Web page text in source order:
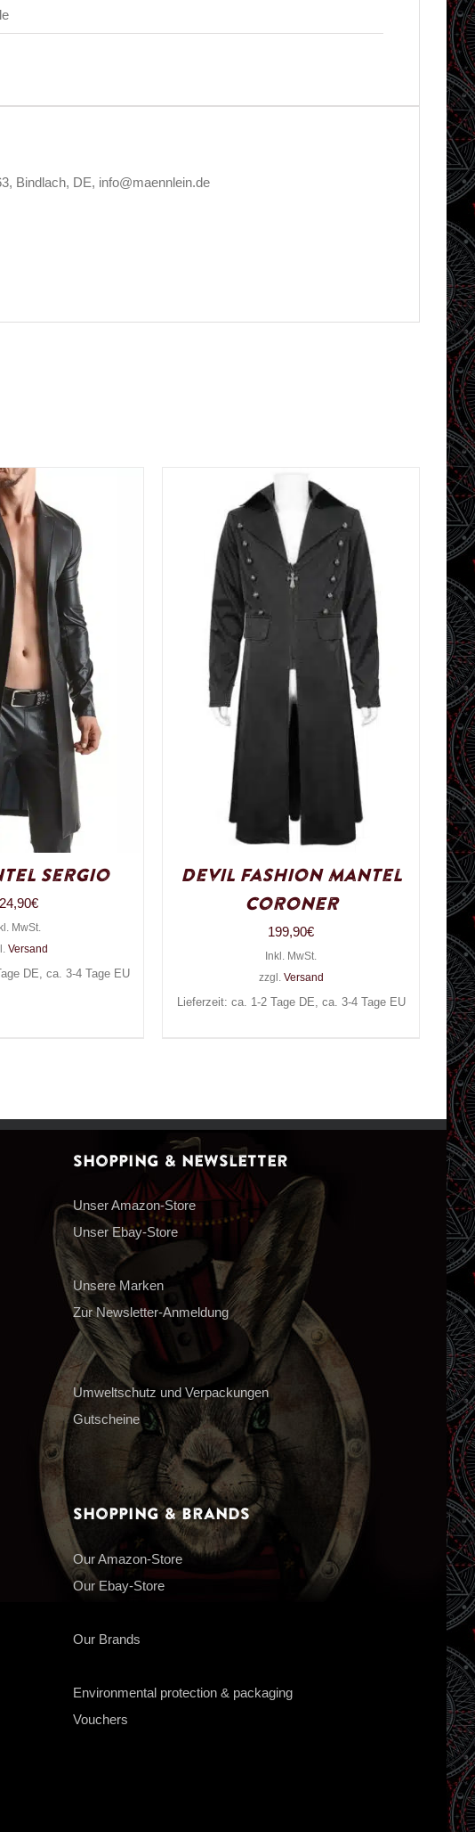
Bindlach, DE, info@maennlein.de
Sergio
€
MwSt.
Versand
DE, ca. 3-4 Tage EU
Devil Fashion Mantel
Coroner
199,90€
Inkl. MwSt.
zzgl. Versand
Lieferzeit: ca. 1-2 Tage DE, ca. 3-4 Tage EU
Shopping & Newsletter
Unser Amazon-Store
Unser Ebay-Store
Unsere Marken
Zur Newsletter-Anmeldung
Umweltschutz und Verpackungen
Gutscheine
Shopping & Brands
Our Amazon-Store
Our Ebay-Store
Our Brands
Environmental protection & packaging
Vouchers